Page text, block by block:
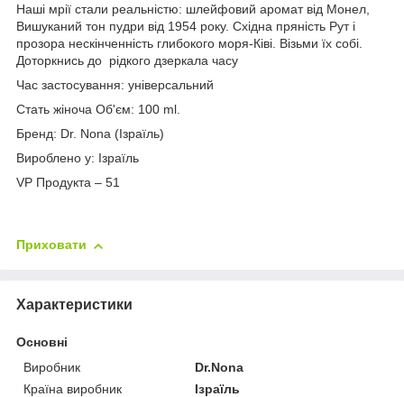
Наші мрії стали реальністю: шлейфовий аромат від Монел,
Вишуканий тон пудри від 1954 року. Східна пряність Рут і
прозора нескінченність глибокого моря-Ківі. Візьми їх собі.
Доторкнись до рідкого дзеркала часу
Час застосування: універсальний
Стать жіноча Об'єм: 100 ml.
Бренд: Dr. Nona (Ізраїль)
Вироблено у: Ізраїль
VP Продукта – 51
Приховати
Характеристики
Основні
Виробник
Dr.Nona
Країна виробник
Ізраїль